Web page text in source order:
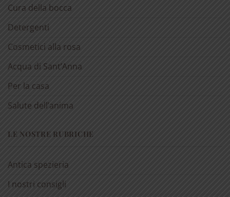
Cura della bocca
Detergenti
Cosmetici alla rosa
Acqua di Sant’Anna
Per la casa
Salute dell’anima
LE NOSTRE RUBRICHE
Antica spezieria
I nostri consigli